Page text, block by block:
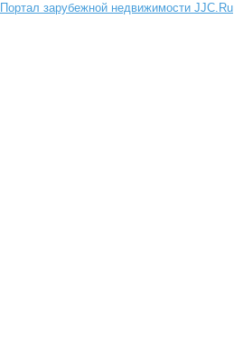
Портал зарубежной недвижимости JJC.Ru